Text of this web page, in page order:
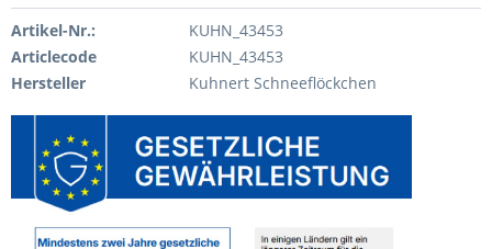
Artikel-Nr.:
KUHN_43453
Articlecode
KUHN_43453
Hersteller
Kuhnert Schneeflöckchen